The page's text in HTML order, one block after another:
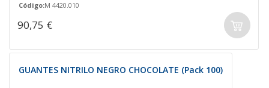
Código:M 4420.010
90,75 €
GUANTES NITRILO NEGRO CHOCOLATE (Pack 100)